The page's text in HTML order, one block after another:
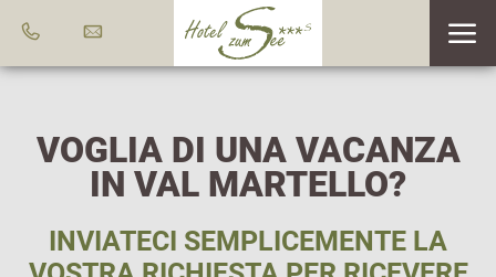
VOGLIA DI UNA VACANZA
IN VAL MARTELLO?
INVIATECI SEMPLICEMENTE LA